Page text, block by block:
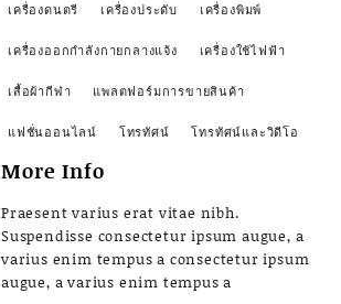
เครื่องดนตรี เครื่องประดับ เครื่องพิมพ์
เครื่องออกกำลังกายกลางแจ้ง เครื่องใช้ไฟฟ้า
เสื้อผ้ากีฬา แพลตฟอร์มการขายสินค้า
แฟชั่นออนไลน์ โทรทัศน์ โทรทัศน์และวิดีโอ
More Info
Praesent varius erat vitae nibh.
Suspendisse consectetur ipsum augue, a
varius enim tempus a consectetur ipsum
augue, a varius enim tempus a